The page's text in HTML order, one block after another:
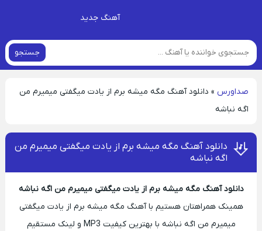
آهنگ جدید
جستجو
صداورس » دانلود آهنگ مگه میشه برم از یادت میگفتی میمیرم من
اگه نباشه
دانلود آهنگ مگه میشه برم از یادت میگفتی میمیرم من
اگه نباشه
دانلود آهنگ مگه میشه برم از یادت میگفتی میمیرم من اگه نباشه
همینک همراهتان هستیم با آهنگ مگه میشه برم از یادت میگفتی
میمیرم من اگه نباشه با بهترین کیفیت MP3 و لینک مستقیم